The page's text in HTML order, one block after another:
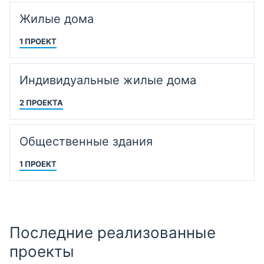
Жилые дома
1 ПРОЕКТ
Индивидуальные жилые дома
2 ПРОЕКТА
Общественные здания
1 ПРОЕКТ
Последние реализованные
проекты